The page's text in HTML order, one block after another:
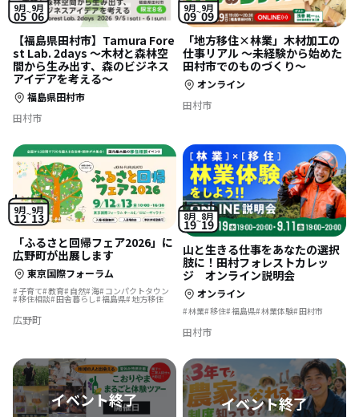
9月
05
9月
06
【福島県田村市】Tamura Fore
st Lab. 2days 〜木材と森林空
間から生み出す、森のビジネス
アイデアを考える〜
福島県田村市
田村市
9月
09
9月
09
「地方移住×林業」木材加工の
仕事リアル 〜未経験から始めた
田村市でのものづくり〜
オンライン
田村市
9月
12
9月
13
「ふるさと回帰フェア2026」に
広野町が出展します
東京国際フォーラム
子育て 教育 自然 海 コンパクトタウン
移住相談 田舎暮らし 福島県 地方移住
広野町
8月
19
8月
19
山と生きる仕事をあなたの選択
肢に！田村フォレストカレッ
ジ オンライン説明会
オンライン
林業 移住 福島県 林業体験 田村市
田村市